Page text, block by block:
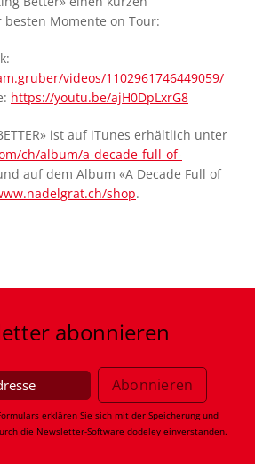
Momente on Tour:
videos/1102961746449059/
https://youtu.be/ajH0DpLxrG8
ist auf iTunes erhältlich unter
ch/album/a-decade-full-of-
auf dem Album «A Decade Full of
shop.
abonnieren
erklären Sie sich mit der Speicherung und
die Newsletter-Software dodeley einverstanden.